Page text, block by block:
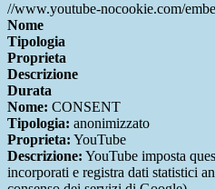
//www.youtube-nocookie.com/
Nome
Tipologia
Proprieta
Descrizione
Durata
Nome: CONSENT
Tipologia: anonimizzato
Proprieta: YouTube
Descrizione: YouTube imposta
incorporati e registra dati statistici